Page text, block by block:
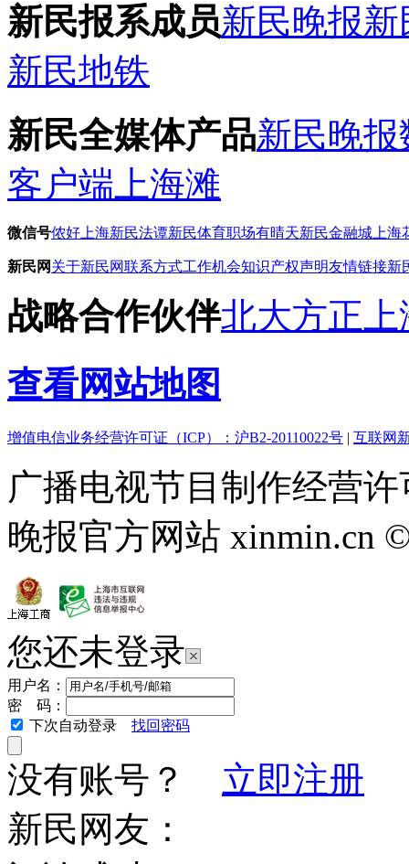
新民报系成员新民晚报新
新民地铁
新民全媒体产品新民晚
客户端 上海滩
微信号侬好上海新民法谭新民体育职场有晴天新民金融城 上海
新民网关于新民网联系方式工作机会知识产权声明友情链接新
战略合作伙伴北大方正
查看网站地图
增值电信业务经营许可证（ICP）：沪B2-20110022号 | 互联网
广播电视节目制作经营
晚报官方网站 xinmin.cn
您还未登录
用户名：
密 码：
下次自动登录 找回密码
没有账号？ 立即注册
新民网友：